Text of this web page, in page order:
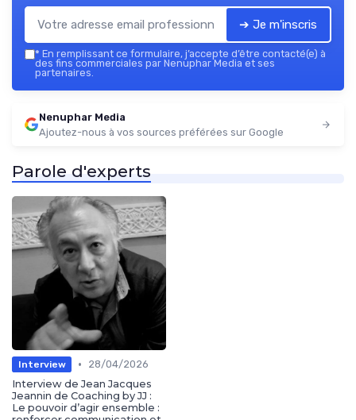
➔ Je m'inscris
* En remplissant ce formulaire, j’accepte d’être contacté(e) à
des fins commerciales par Nenuphar Media et ses
partenaires.
Nenuphar Media
Ajoutez-nous à vos sources préférées sur Google
Parole d'experts
Interview •
28/04/2026
Interview de Jean Jacques
Jeannin de Coaching by JJ :
Le pouvoir d’agir ensemble :